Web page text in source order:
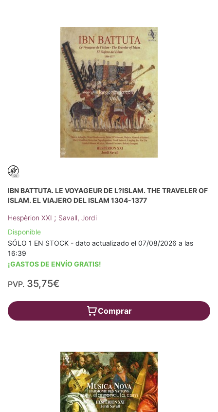
IBN BATTUTA. LE VOYAGEUR DE L?ISLAM. THE TRAVELER OF
ISLAM. EL VIAJERO DEL ISLAM 1304-1377
Hespèrion XXI ; Savall, Jordi
Disponible
SÓLO 1 EN STOCK - dato actualizado el 07/08/2026 a las
16:39
¡GASTOS DE ENVÍO GRATIS!
PVP. 35,75€
Comprar